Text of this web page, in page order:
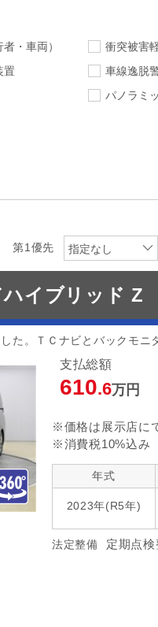
者・車両）
衝突被害
置
車線逸脱
パノラミ
指定な
クルーズコ
第1優先 指定なし
イブリッド Z
た。ＴＣナビとバックモニ
支払総額
610.6万円
※価格は展示店に
※消費税10%込み
年式
2023年(R5年)
法定整備 定期点